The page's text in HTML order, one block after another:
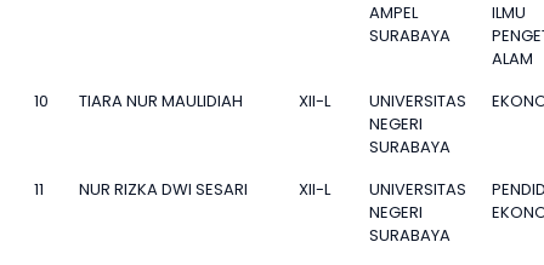
AMPEL
SURABAYA
ILMU
ALAM
10
TIARA NUR MAULIDIAH XII-L
UNIVERSITAS
NEGERI
SURABAYA
11 NUR RIZKA DWI SESARI XII-L
UNIVERSITAS
NEGERI
SURABAYA